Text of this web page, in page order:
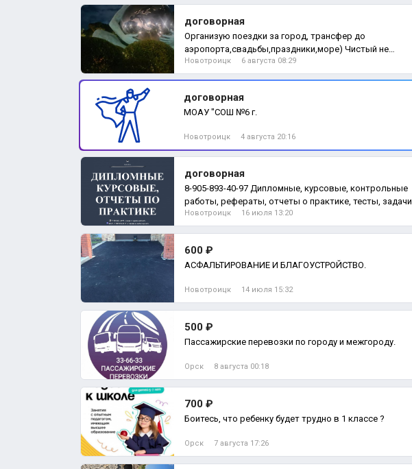
договорная
Организую поездки за город, трансфер до
аэропорта,свадьбы,праздники,море) Чистый не
прокуренный сало
Новотроицк 6 августа 08:29
договорная
МОАУ "СОШ №6 г.
Новотроицк 4 августа 20:16
договорная
8-905-893-40-97 Дипломные, курсовые, контрольные
работы, рефераты, отчеты о практике, тесты, задачи
Новотроицк 16 июля 13:20
600 ₽
АСФАЛЬТИРОВАНИЕ И БЛАГОУСТРОЙСТВО.
Новотроицк 14 июля 15:32
500 ₽
Пассажирские перевозки по городу и межгороду.
Орск 8 августа 00:18
700 ₽
Боитесь, что ребенку будет трудно в 1 классе ?
Орск 7 августа 17:26